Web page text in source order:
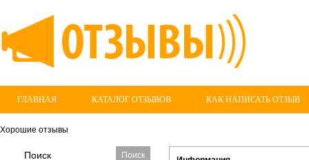
ГЛАВНАЯ КАТАЛОГ ОТЗЫВОВ КАК НАПИСАТЬ ОТЗЫВ
Хорошие отзывы